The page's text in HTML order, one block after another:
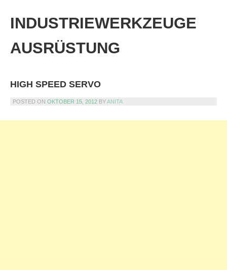
content
INDUSTRIEWERKZEUGE
AUSRÜSTUNG
HIGH SPEED SERVO
POSTED ON OKTOBER 15, 2012 BYANITA